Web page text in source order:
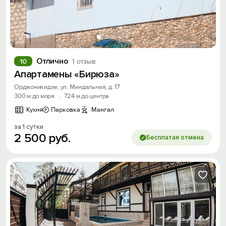
Отлично 1 отзыв
10
Апартамены «Бирюза»
Орджоникидзе, ул. Миндальная, д. 17
300 м до моря
· 724 м до центра
Кухня
Парковка Мангал
за 1 сутки
2 500 руб. Бесплатая отмена